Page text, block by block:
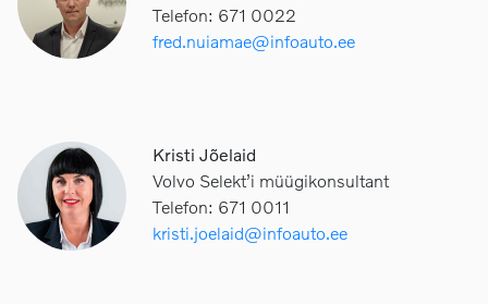
Telefon: 671 0022
fred.nuiamae@infoauto.ee
Kristi Jõelaid
Volvo Selekt’i müügikonsultant
Telefon: 671 0011
kristi.joelaid@infoauto.ee